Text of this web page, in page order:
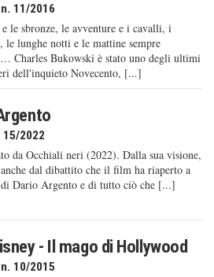
11/2016
le sbronze, le avventure e i cavalli, i
le lunghe notti e le mattine sempre
Charles Bukowski è stato uno degli ultimi
dell'inquieto Novecento, [...]
15/2022
da Occhiali neri (2022). Dalla sua visione,
dal dibattito che il film ha riaperto a
Dario Argento e di tutto ciò che [...]
- Il mago di Hollywood
10/2015